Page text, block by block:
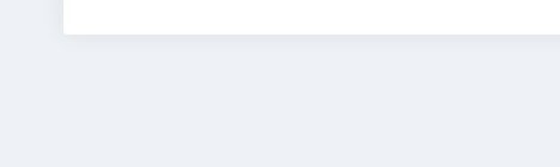
Wirtschaftsingenieurwesen (Schwerpunkt